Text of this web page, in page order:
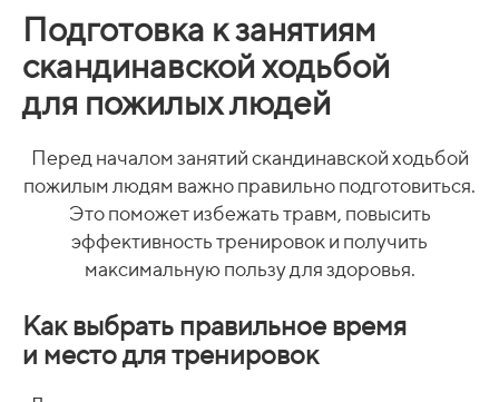
Подготовка к занятиям
скандинавской ходьбой
для пожилых людей
Перед началом занятий скандинавской ходьбой
пожилым людям важно правильно подготовиться.
Это поможет избежать травм, повысить
эффективность тренировок и получить
максимальную пользу для здоровья.
Как выбрать правильное время
и место для тренировок